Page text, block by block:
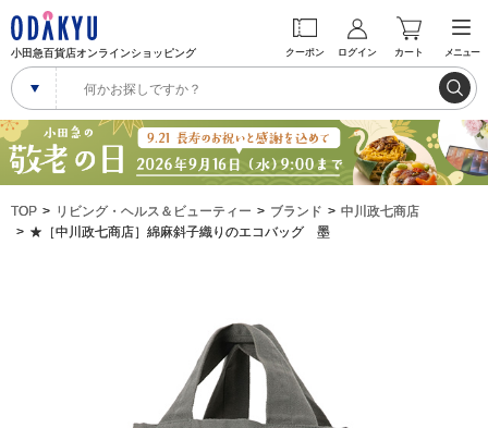
小田急百貨店オンラインショッピング クーポン ログイン カート メニュー
TOP リビング・ヘルス＆ビューティー ブランド
中川政七商店
★［中川政七商店］綿麻斜子織りのエコバッグ 墨